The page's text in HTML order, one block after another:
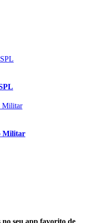
Militar
no seu app favorito de